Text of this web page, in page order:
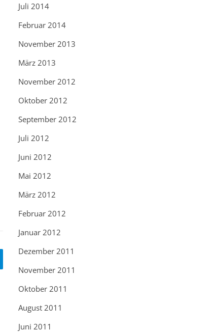
Juli 2014
Februar 2014
November 2013
März 2013
November 2012
Oktober 2012
September 2012
Juli 2012
Juni 2012
Mai 2012
März 2012
Februar 2012
Januar 2012
Dezember 2011
November 2011
Oktober 2011
August 2011
Juni 2011